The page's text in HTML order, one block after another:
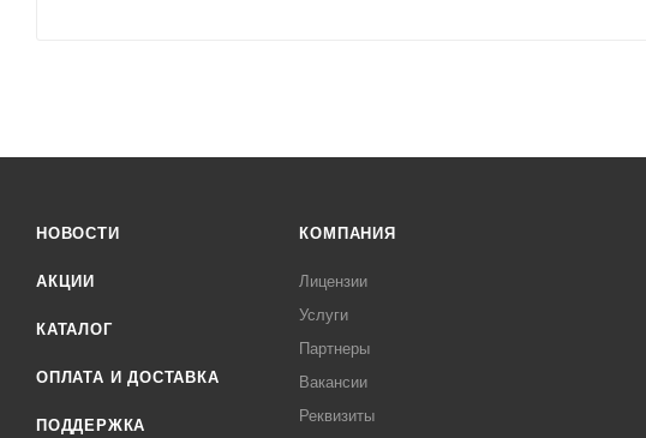
НОВОСТИ
АКЦИИ
КАТАЛОГ
ОПЛАТА И ДОСТАВКА
ПОДДЕРЖКА
КОМПАНИЯ
Лицензии
Услуги
Партнеры
Вакансии
Реквизиты